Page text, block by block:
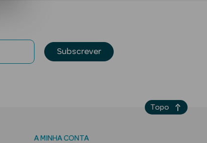
Subscrever
A MINHA CONTA
Topo